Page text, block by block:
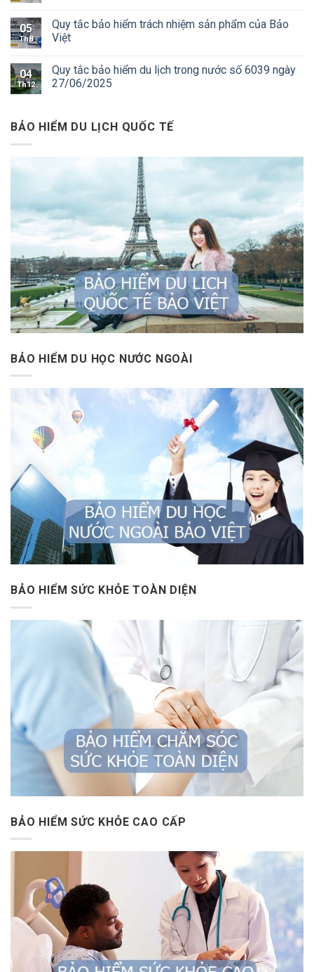
05
Th8
Quy tắc bảo hiểm trách nhiệm sản phẩm của Bảo
Việt
04
Th12
Quy tắc bảo hiểm du lịch trong nước số 6039 ngày
27/06/2025
BẢO HIỂM DU LỊCH QUỐC TẾ
BẢO HIỂM DU HỌC NƯỚC NGOÀI
BẢO HIỂM SỨC KHỎE TOÀN DIỆN
BẢO HIỂM SỨC KHỎE CAO CẤP